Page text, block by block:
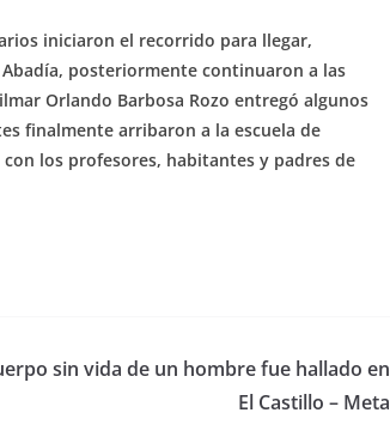
iniciaron el recorrido para llegar,
posteriormente continuaron a las
Orlando Barbosa Rozo entregó algunos
finalmente arribaron a la escuela de
los profesores, habitantes y padres de
sin vida de un hombre fue hallado en
El Castillo – Meta